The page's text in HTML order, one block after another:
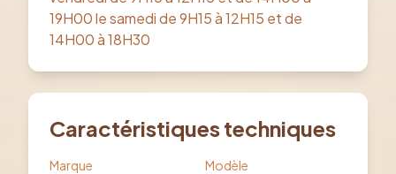
19H00 le samedi de 9H15 à 12H15 et de
14H00 à 18H30
Caractéristiques techniques
Marque Modèle